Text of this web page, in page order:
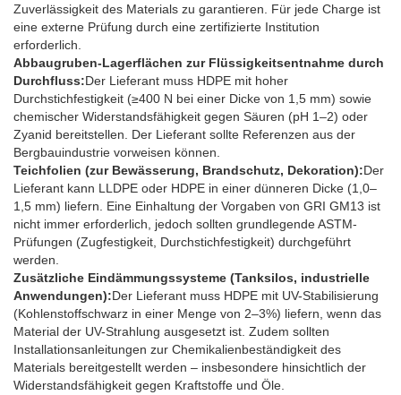
Zuverlässigkeit des Materials zu garantieren. Für jede Charge ist
eine externe Prüfung durch eine zertifizierte Institution
erforderlich.
Abbaugruben-Lagerflächen zur Flüssigkeitsentnahme durch
Durchfluss:Der Lieferant muss HDPE mit hoher
Durchstichfestigkeit (≥400 N bei einer Dicke von 1,5 mm) sowie
chemischer Widerstandsfähigkeit gegen Säuren (pH 1–2) oder
Zyanid bereitstellen. Der Lieferant sollte Referenzen aus der
Bergbauindustrie vorweisen können.
Teichfolien (zur Bewässerung, Brandschutz, Dekoration):Der
Lieferant kann LLDPE oder HDPE in einer dünneren Dicke (1,0–
1,5 mm) liefern. Eine Einhaltung der Vorgaben von GRI GM13 ist
nicht immer erforderlich, jedoch sollten grundlegende ASTM-
Prüfungen (Zugfestigkeit, Durchstichfestigkeit) durchgeführt
werden.
Zusätzliche Eindämmungssysteme (Tanksilos, industrielle
Anwendungen):Der Lieferant muss HDPE mit UV-Stabilisierung
(Kohlenstoffschwarz in einer Menge von 2–3%) liefern, wenn das
Material der UV-Strahlung ausgesetzt ist. Zudem sollten
Installationsanleitungen zur Chemikalienbeständigkeit des
Materials bereitgestellt werden – insbesondere hinsichtlich der
Widerstandsfähigkeit gegen Kraftstoffe und Öle.